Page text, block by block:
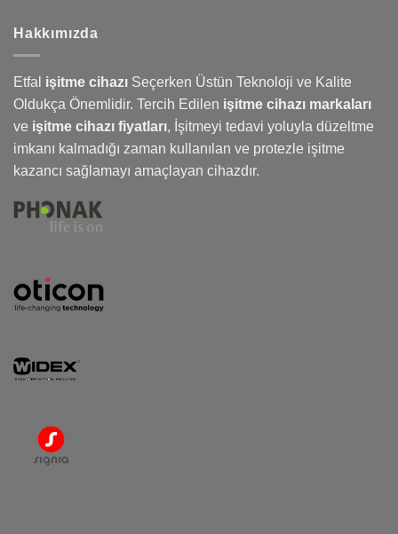
Hakkımızda
Etfal işitme cihazı Seçerken Üstün Teknoloji ve Kalite
Oldukça Önemlidir. Tercih Edilen işitme cihazı markaları
ve işitme cihazı fiyatları, İşitmeyi tedavi yoluyla düzeltme
imkanı kalmadığı zaman kullanılan ve protezle işitme
kazancı sağlamayı amaçlayan cihazdır.